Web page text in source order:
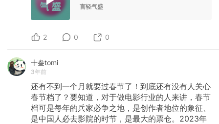
言轻气盛
2 0 0
十叁tomi
3年前
还有不到一个月就要过春节了！到底还有没有人关心
春节档了？要知道，对于做电影行业的人来讲，春节
档可是每年的兵家必争之地，是创作者地位的象征、
是中国人必去影院的时节，是最大的票仓。2023年